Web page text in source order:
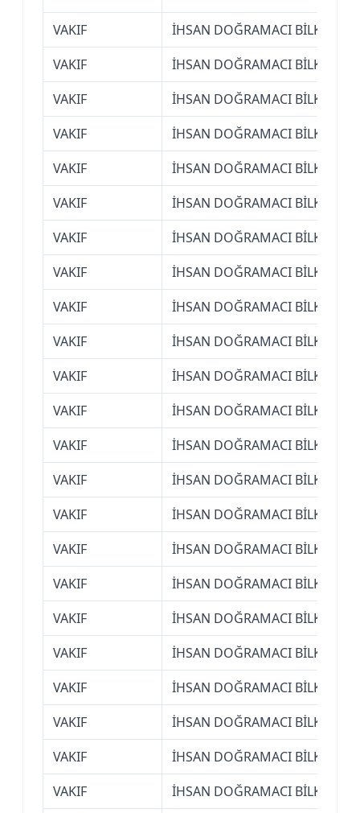
VAKIF
İHSAN DOĞRAMACI BİLKENT
VAKIF
İHSAN DOĞRAMACI BİLKENT
VAKIF
İHSAN DOĞRAMACI BİLKENT
VAKIF
İHSAN DOĞRAMACI BİLKENT
VAKIF
İHSAN DOĞRAMACI BİLKENT
VAKIF
İHSAN DOĞRAMACI BİLKENT
VAKIF
İHSAN DOĞRAMACI BİLKENT
VAKIF
İHSAN DOĞRAMACI BİLKENT
VAKIF
İHSAN DOĞRAMACI BİLKENT
VAKIF
İHSAN DOĞRAMACI BİLKENT
VAKIF
İHSAN DOĞRAMACI BİLKENT
VAKIF
İHSAN DOĞRAMACI BİLKENT
VAKIF
İHSAN DOĞRAMACI BİLKENT
VAKIF
İHSAN DOĞRAMACI BİLKENT
VAKIF
İHSAN DOĞRAMACI BİLKENT
VAKIF
İHSAN DOĞRAMACI BİLKENT
VAKIF
İHSAN DOĞRAMACI BİLKENT
VAKIF
İHSAN DOĞRAMACI BİLKENT
VAKIF
İHSAN DOĞRAMACI BİLKENT
VAKIF
İHSAN DOĞRAMACI BİLKENT
VAKIF
İHSAN DOĞRAMACI BİLKENT
VAKIF
İHSAN DOĞRAMACI BİLKENT
VAKIF
İHSAN DOĞRAMACI BİLKENT